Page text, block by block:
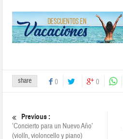
share 0 0
Previous :
‘Concierto para un Nuevo Año’
(violín, violoncello y piano)